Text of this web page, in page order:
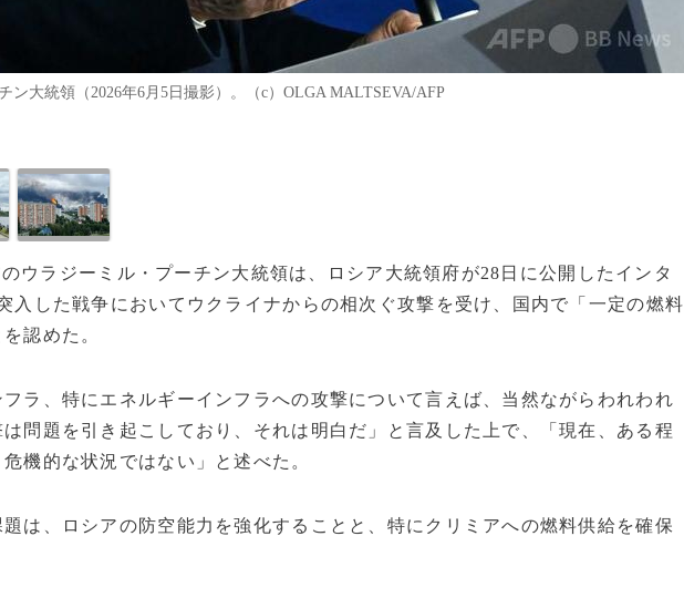
ン大統領（2026年6月5日撮影）。（c）OLGA MALTSEVA/AFP
のウラジーミル・プーチン大統領は、ロシア大統領府が28日に公開したインタ
入した戦争においてウクライナからの相次ぐ攻撃を受け、国内で「一定の燃料
認めた。
ラ、特にエネルギーインフラへの攻撃について言えば、当然ながらわれわれ
問題を引き起こしており、それは明白だ」と言及した上で、「現在、ある程
機的な状況ではない」と述べた。
は、ロシアの防空能力を強化することと、特にクリミアへの燃料供給を確保